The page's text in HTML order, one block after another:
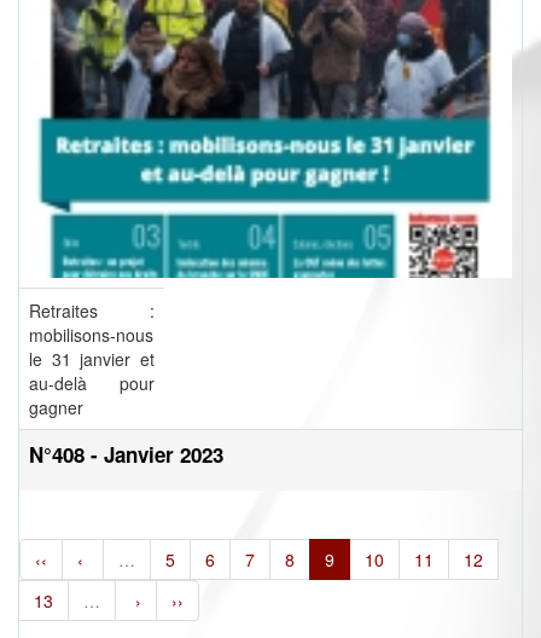
Retraites :
mobilisons-nous
le 31 janvier et
au-delà pour
gagner
N°408 - Janvier 2023
‹‹ ‹ … 5 6 7 8 9 10 11
12
13
… › ››